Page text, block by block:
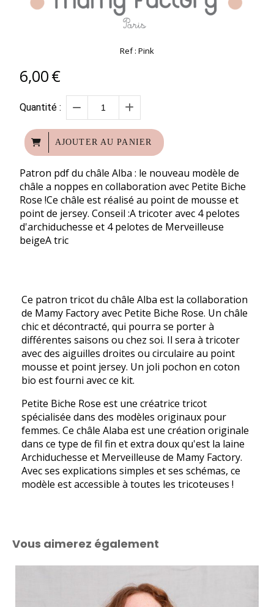
Ref : Pink
6,00€
Quantité :
AJOUTER AU PANIER
Patron pdf du châle Alba : le nouveau modèle de
châle a noppes en collaboration avec Petite Biche
Rose !Ce châle est réalisé au point de mousse et
point de jersey. Conseil :A tricoter avec 4 pelotes
d'archiduchesse et 4 pelotes de Merveilleuse
beigeA tric
Ce patron tricot du châle Alba est la collaboration
de Mamy Factory avec Petite Biche Rose. Un châle
chic et décontracté, qui pourra se porter à
différentes saisons ou chez soi. Il sera à tricoter
avec des aiguilles droites ou circulaire au point
mousse et point jersey. Un joli pochon en coton
bio est fourni avec ce kit.
Petite Biche Rose est une créatrice tricot
spécialisée dans des modèles originaux pour
femmes. Ce châle Alaba est une création originale
dans ce type de fil fin et extra doux qu'est la laine
Archiduchesse et Merveilleuse de Mamy Factory.
Avec ses explications simples et ses schémas, ce
modèle est accessible à toutes les tricoteuses !
Vous aimerez également